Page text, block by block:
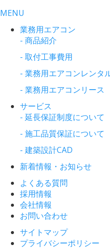
MENU
業務用エアコン
- 商品紹介
- 取付工事費用
- 業務用エアコンレンタ
- 業務用エアコンリース
サービス
- 延長保証制度について
- 施工品質保証について
- 建築設計CAD
新着情報・お知らせ
よくある質問
採用情報
会社情報
お問い合わせ
サイトマップ
プライバシーポリシー